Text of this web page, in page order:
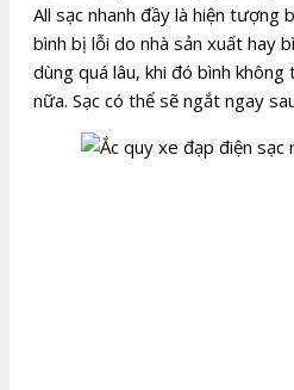
All sạc nhanh đầy là hiện tượng
bình bị lỗi do nhà sản xuất hay
dùng quá lâu, khi đó bình
nữa. Sạc có thể sẽ ngắt ngay